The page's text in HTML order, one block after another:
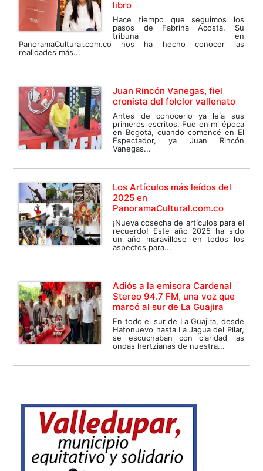
libro
Hace tiempo que seguimos los
pasos de Fabrina Acosta. Su
tribuna en
PanoramaCultural.com.co nos ha hecho conocer las
realidades más...
Juan Rincón Vanegas, fiel
cronista del folclor vallenato
Antes de conocerlo ya leía sus
primeros escritos. Fue en mi época
en Bogotá, cuando comencé en El
Espectador, ya Juan Rincón
Vanegas...
Los Artículos más leídos del
2025 en
PanoramaCultural.com.co
¡Nueva cosecha de artículos para el
recuerdo! Este año 2025 ha sido
un año maravilloso en todos los
aspectos para...
Adiós a la emisora Cardenal
Stereo 94.7 FM, una voz que
marcó al sur de La Guajira
En todo el sur de La Guajira, desde
Hatonuevo hasta La Jagua del Pilar,
se escuchaban con claridad las
ondas hertzianas de nuestra...